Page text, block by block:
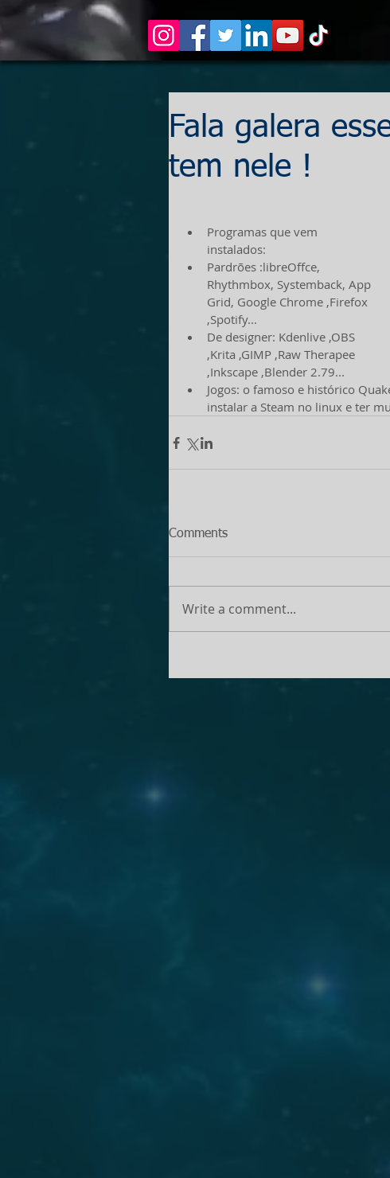
Fala galera
tem nele !
Programas que vem
instalados:
Pardrões :libreOffce,
Rhythmbox, Systemback, App
Grid, Google Chrome ,Firefox
,Spotify...
De designer: Kdenlive ,OBS
,Krita ,GIMP ,Raw Therapee
,Inkscape ,Blender 2.79...
Jogos: o famoso e histórico
instalar a Steam no linux e ter
Comments
Write a comment...